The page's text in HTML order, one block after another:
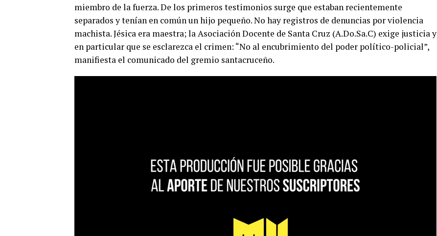
miembro de la fuerza. De los primeros testimonios surge que estaban recientemente
separados y tenían en común un hijo pequeño. No hay registros de denuncias por violencia
machista. Jésica era maestra; la Asociación Docente de Santa Cruz (A.Do.Sa.C) exige justicia y
en particular que se esclarezca el crimen: “No al encubrimiento del poder político-policial”,
manifiesta el comunicado del gremio santacruceño.